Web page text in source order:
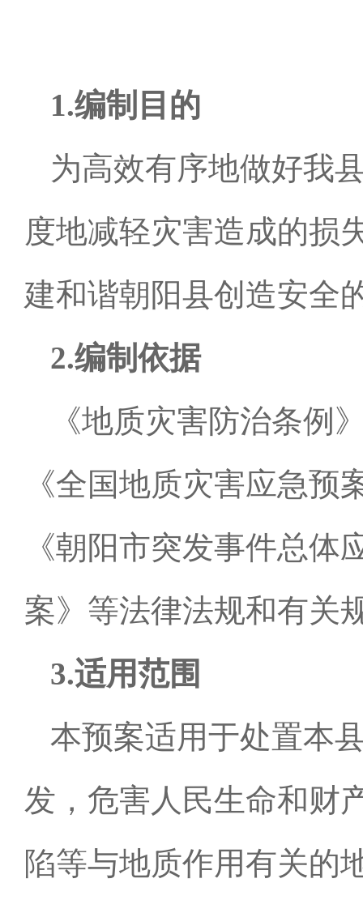
1.编制目的
为高效有序地做好我
度地减轻灾害造成的损
建和谐朝阳县创造安全
2.编制依据
《地质灾害防治条例
《全国地质灾害应急
《朝阳市突发事件总
案》等法律法规和有关
3.适用范围
本预案适用于处置本
发，危害人民生命和财
陷等与地质作用有关的